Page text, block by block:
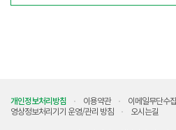
개인정보처리방침 이용약관 이메일무단수
영상정보처리기기 운영/관리 방침
오시는길